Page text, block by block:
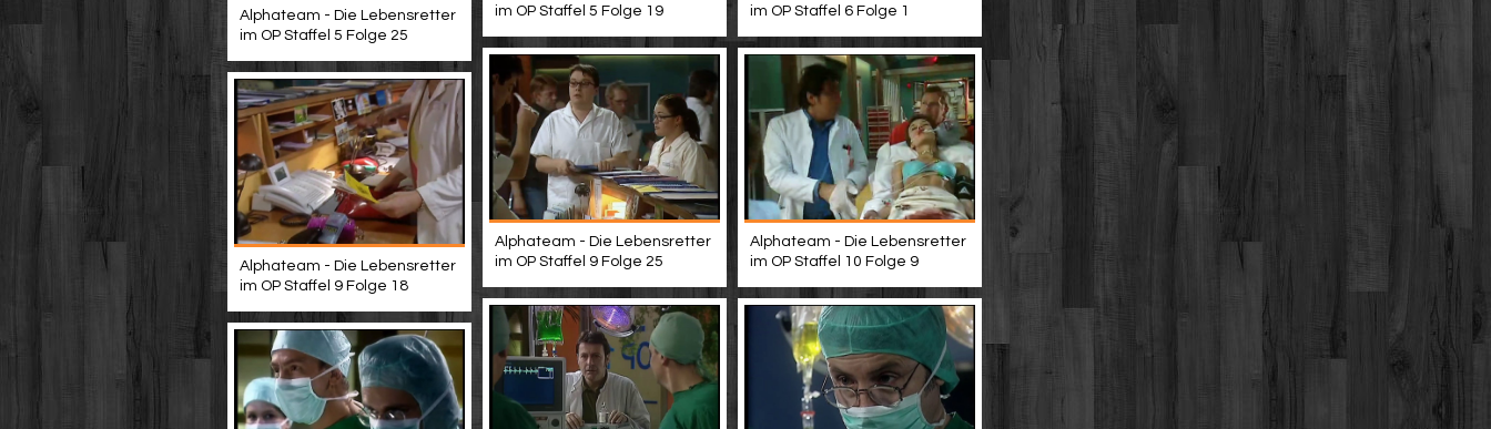
im OP Staffel 5 Folge 19
im OP Staffel 6 Folge 1
Alphateam - Die Lebensretter
im OP Staffel 5 Folge 25
Alphateam - Die Lebensretter
im OP Staffel 9 Folge 25
Alphateam - Die Lebensretter
im OP Staffel 10 Folge 9
Alphateam - Die Lebensretter
im OP Staffel 9 Folge 18